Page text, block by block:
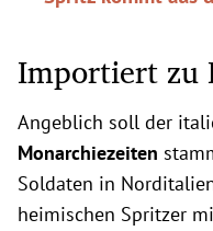
Importiert zu
Angeblich soll der
Monarchiezeiten
Soldaten in
heimischen Spritzer